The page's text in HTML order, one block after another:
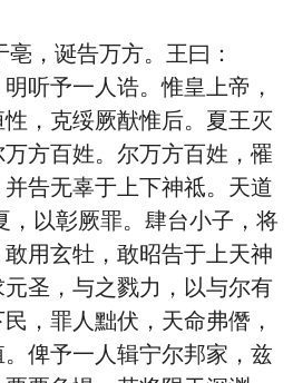
，诞告万方。王曰：
明听予一人诰。惟皇上帝，
，克绥厥猷惟后。夏王灭
方百姓。尔万方百姓，罹
告无辜于上下神祗。天道
，以彰厥罪。肆台小子，将
用玄牡，敢昭告于上天神
圣，与之戮力，以与尔有
，罪人黜伏，天命弗僭，
俾予一人辑宁尔邦家，兹